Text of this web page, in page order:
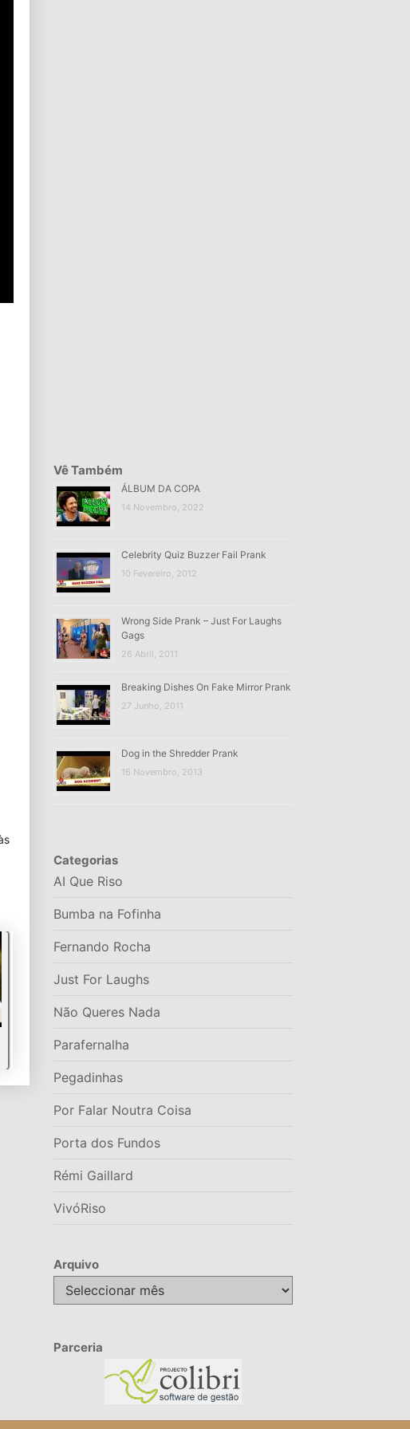
Vê Também
ÁLBUM DA COPA
14 Novembro, 2022
Celebrity Quiz Buzzer Fail Prank
10 Fevereiro, 2012
Wrong Side Prank – Just For Laughs
Gags
26 Abril, 2011
Breaking Dishes On Fake Mirror Prank
27 Junho, 2011
Dog in the Shredder Prank
16 Novembro, 2013
Categorias
AI Que Riso
Bumba na Fofinha
Fernando Rocha
Just For Laughs
Não Queres Nada
Parafernalha
Pegadinhas
Por Falar Noutra Coisa
Porta dos Fundos
Rémi Gaillard
VivóRiso
Arquivo
Arquivo
Parceria